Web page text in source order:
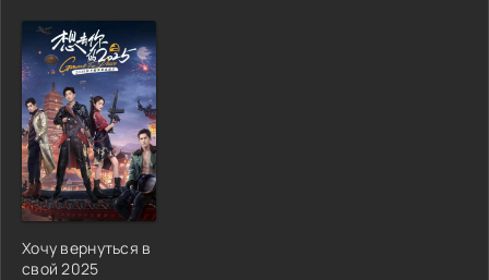
Хочу вернуться в
свой 2025